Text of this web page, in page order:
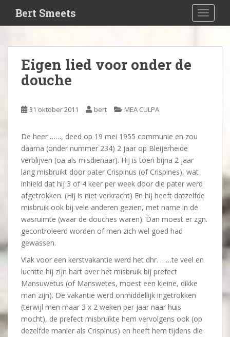
i
Bert Smeets
Eigen lied voor onder de
douche
31 oktober 2011 bert MEA CULPA
De heer ……, deed op 19 mei 1955 communie en zou
daarna (onder nummer 234) 2 jaar op Bleijerheide
verblijven (oa als misdienaar). Hij is toen bijna 2 jaar
lang misbruikt door pater Crispinus (of Crispines), wat
inhield dat hij 3 of 4 keer per week door die pater werd
afgetrokken. (Hij is niet verkracht) En hij heeft datzelfde
misbruik ook bij vele anderen gezien, met name in de
wasruimte (waar de douches waren). Dan moest er zgn.
gecontroleerd worden of men zich wel goed had
gewassen.
Vlak voor een kerstvakantie werd het dhr. ……te veel en
luchtte hij zijn hart over het misbruik bij prefect
Mansuwetus (of Manswetes, moest een kleine, dikke
man zijn). De vakantie werd onmiddellijk ingetrokken
(terwijl men maar 3 x 2 weken per jaar naar huis
mocht), de prefect misbruikte hem vervolgens ook (op
dezelfde manier als Crispinus) en heeft hem tijdens die